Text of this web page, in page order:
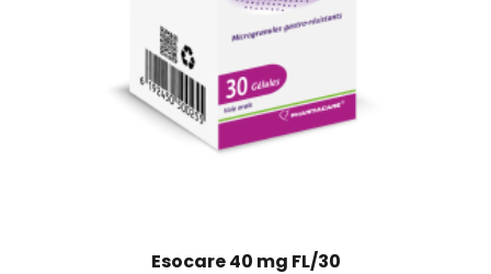
Esocare 40 mg FL/30